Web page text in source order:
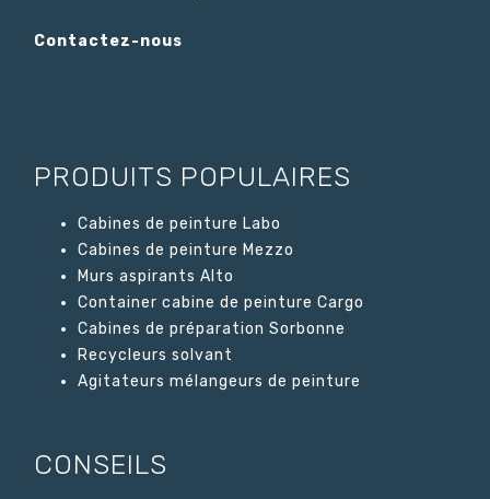
Contactez-nous
PRODUITS POPULAIRES
Cabines de peinture Labo
Cabines de peinture Mezzo
Murs aspirants Alto
Container cabine de peinture Cargo
Cabines de préparation Sorbonne
Recycleurs solvant
Agitateurs mélangeurs de peinture
CONSEILS